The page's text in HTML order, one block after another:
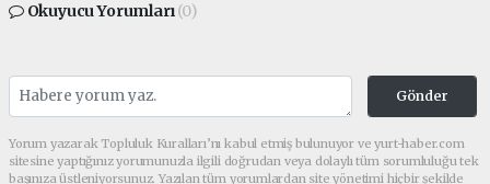
Okuyucu Yorumları(0)
Gönder
Yorum yazarak Topluluk Kuralları’nı kabul etmiş bulunuyor ve yurt-haber.com
sitesine yaptığınız yorumunuzla ilgili doğrudan veya dolaylı tüm sorumluluğu tek
başınıza üstleniyorsunuz. Yazılan tüm yorumlardan site yönetimi hiçbir şekilde